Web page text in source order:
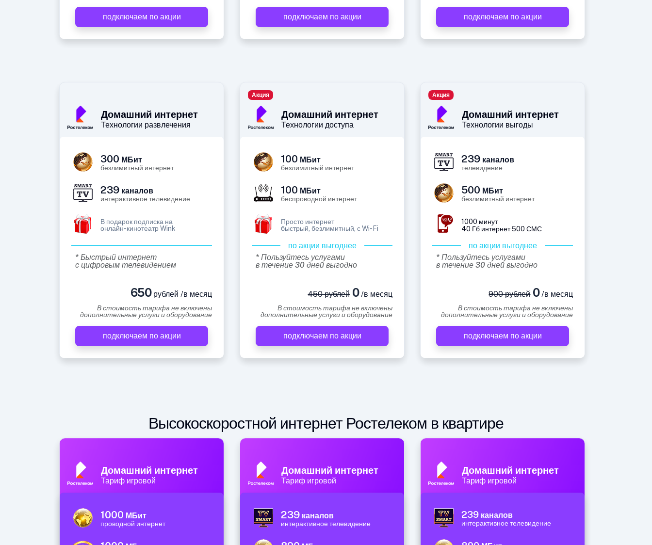
подключаем по акции подключаем по акции подключаем по акции
Домашний интернет
Технологии развлечения
300 МБит
безлимитный интернет
239 каналов
интерактивное телевидение
В подарок подписка на
онлайн-кинотеатр Wink
* Быстрый интернет
с цифровым телевидением
650рублей /в месяц
В стоимость тарифа не включены
дополнительные услуги и оборудование
подключаем по акции
Домашний интернет
Технологии доступа
Акция
100 МБит
безлимитный интернет
100 МБит
беспроводной интернет
Просто интернет
быстрый, безлимитный, с Wi-Fi
по акции выгоднее
* Пользуйтесь услугами
в течение 30 дней выгодно
450 рублей0/в месяц
В стоимость тарифа не включены
дополнительные услуги и оборудование
подключаем по акции
Домашний интернет
Технологии выгоды
Акция
239 каналов
телевидение
500 МБит
безлимитный интернет
1000 минут
40 Гб интернет 500 СМС
по акции выгоднее
* Пользуйтесь услугами
в течение 30 дней выгодно
900 рублей0/в месяц
В стоимость тарифа не включены
дополнительные услуги и оборудование
подключаем по акции
Высокоскоростной интернет Ростелеком в квартире
Домашний интернет
Тариф игровой
1000 МБит
проводной интернет
Домашний интернет
Тариф игровой
239 каналов
интерактивное телевидение
Домашний интернет
Тариф игровой
239 каналов
интерактивное телевидение